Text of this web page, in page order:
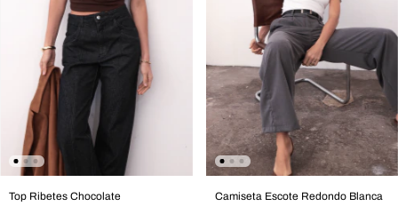
Top Ribetes Chocolate Camiseta Escote Redondo Blanca